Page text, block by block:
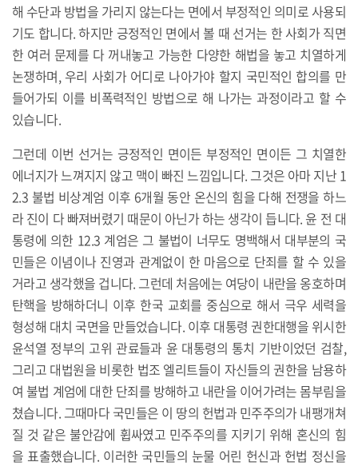
해 수단과 방법을 가리지 않는다는 면에서 부정적인 의미로 사용되
기도 합니다. 하지만 긍정적인 면에서 볼 때 선거는 한 사회가 직면
한 여러 문제를 다 꺼내놓고 가능한 다양한 해법을 놓고 치열하게
논쟁하며, 우리 사회가 어디로 나아가야 할지 국민적인 합의를 만
들어가되 이를 비폭력적인 방법으로 해 나가는 과정이라고 할 수
있습니다.
그런데 이번 선거는 긍정적인 면이든 부정적인 면이든 그 치열한
에너지가 느껴지지 않고 맥이 빠진 느낌입니다. 그것은 아마 지난 1
2.3 불법 비상계엄 이후 6개월 동안 온신의 힘을 다해 전쟁을 하느
라 진이 다 빠져버렸기 때문이 아닌가 하는 생각이 듭니다. 윤 전 대
통령에 의한 12.3 계엄은 그 불법이 너무도 명백해서 대부분의 국
민들은 이념이나 진영과 관계없이 한 마음으로 단죄를 할 수 있을
거라고 생각했을 겁니다. 그런데 처음에는 여당이 내란을 옹호하며
탄핵을 방해하더니 이후 한국 교회를 중심으로 해서 극우 세력을
형성해 대치 국면을 만들었습니다. 이후 대통령 권한대행을 위시한
윤석열 정부의 고위 관료들과 윤 대통령의 통치 기반이었던 검찰,
그리고 대법원을 비롯한 법조 엘리트들이 자신들의 권한을 남용하
여 불법 계엄에 대한 단죄를 방해하고 내란을 이어가려는 몸부림을
쳤습니다. 그때마다 국민들은 이 땅의 헌법과 민주주의가 내팽개쳐
질 것 같은 불안감에 휩싸였고 민주주의를 지키기 위해 혼신의 힘
을 표출했습니다. 이러한 국민들의 눈물 어린 헌신과 헌법 정신을